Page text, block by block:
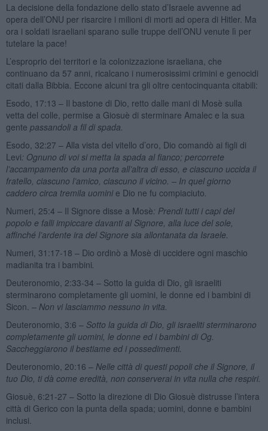
La decisione della fondazione dello stato d’Israele avvenne ad
opera dell’ONU per risarcire i milioni di morti ad opera di Hitler. Ma
ora i soldati israeliani sparano sulle truppe dell’ONU venute lì per
tutelare la pace!
L’esproprio dei territori e la colonizzazione israeliana, che
continuano da 57 anni, ricalcano i numerosissimi crimini e genocidi
citati dalla Bibbia. Eccone alcuni tra gli oltre centocinquanta citabili:
Esodo, 17:13 – Il bastone di Dio, retto dalle mani di Mosè sulla
vetta del colle, permise a Giosuè di sterminare Amalec e la sua
gente passandoli a fil di spada.
Esodo, 32:27 – Alla vista del vitello d’oro, Dio comandò ai figli di
Levi: Ognuno di voi si metta la spada al fianco; percorrete
l’accampamento da una porta all’altra di esso, e ciascuno uccida il
fratello, ciascuno l’amico, ciascuno il vicino. – In quel giorno
caddero circa tremila uomini e Dio ne fu compiaciuto
Numeri, 25:4 – Il Signore disse a Mosè: Prendi tutti i capi del
popolo e falli impiccare davanti al Signore, alla luce del sole,
affinché l’ardente ira del Signore sia allontanata da Israele.
Numeri, 31:17-18 – Dio ordinò a Mosè di uccidere ogni maschio
madianita tra i bambini
Deuteronomio, 2:33-34 – Sotto la guida di Dio, gli israeliti
sterminarono completamente gli uomini, le donne ed i bambini di
Sicon. – Non vi lasciammo nessuno in vita.
Deuteronomio, 3:6 – Sotto la guida di Dio, gli israeliti sterminarono
completamente gli uomini, le donne ed i bambini di Og.
Saccheggiarono il bestiame ed i possedimenti.
Deuteronomio, 20:16 – Nelle città di questi popoli che il Signore, il
tuo Dio, ti dà come eredità, non conserverai in vita nulla che respiri.
Giosuè, 6:21-27 – Sotto la direzione di Dio Giosuè distrusse l’intera
città di Gerico con la punta della spada; uomini, donne e bambini
inclusi.